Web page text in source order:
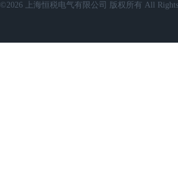
©2026 上海恒税电气有限公司 版权所有 All Rights